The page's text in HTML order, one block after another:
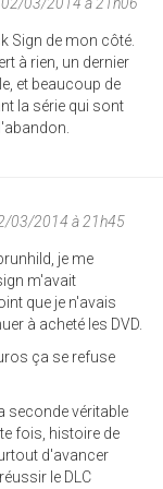
03/2014 à 21h06
Sign de mon côté.
à rien, un dernier
et beaucoup de
la série qui sont
03/2014 à 21h45
je me
m'avait
que je n'avais
à acheté les DVD.
ça se refuse
seconde véritable
fois, histoire de
d'avancer
le DLC